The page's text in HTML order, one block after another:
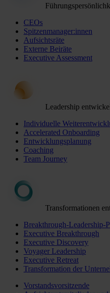
CEOs
Spitzenmanager:innen
Aufsichtsräte
Externe Beiräte
Executive Assessment
Leadership
Individuelle
Accelerated Onboarding
Entwicklungsplanung
Coaching
Team Journey
Transformationen
Breakthrough-Leadership-
Executive Breakthrough
Executive Discovery
Voyager Leadership
Executive Retreat
Transformation der
Vorstandsvorsitzende